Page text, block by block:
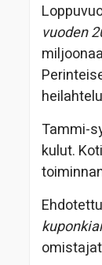
vuoden
Tammi-
kulut.